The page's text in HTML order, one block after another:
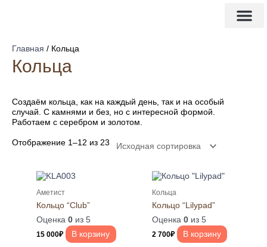
Главная / Кольца
Кольца
Создаём кольца, как на каждый день, так и на особый
случай. С камнями и без, но с интересной формой.
Работаем с серебром и золотом.
Отображение 1–12 из 23
Аметист
Кольцо “Club”
Оценка0 из 5
15 000₽ В корзину
Кольца
Кольцо “Lilypad”
Оценка 0из 5
2 700₽ В корзину
т
: